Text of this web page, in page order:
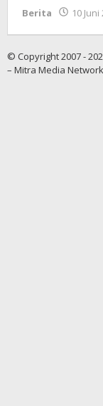
Berita 10
© Copyright 2007 -
– Mitra Media Network